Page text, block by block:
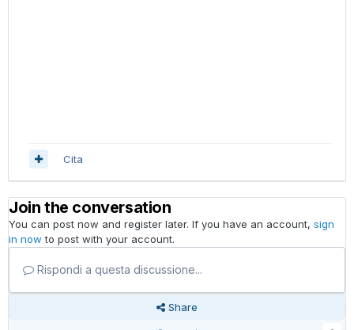
Cita
Join the conversation
You can post now and register later. If you have an account, sign
in now to post with your account.
Rispondi a questa discussione...
Share